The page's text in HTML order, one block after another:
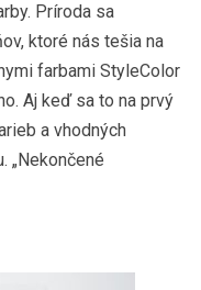
Príroda sa
ktoré nás tešia na
farbami StyleColor
Aj keď sa to na prvý
a vhodných
„Nekončené